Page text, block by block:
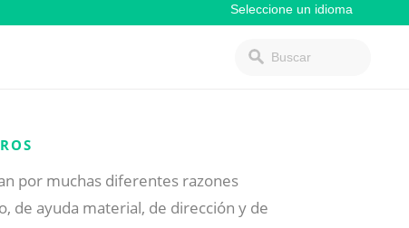
por muchas diferentes razones
de ayuda material, de dirección y de